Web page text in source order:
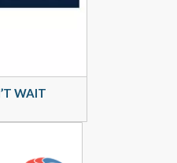
WAIT